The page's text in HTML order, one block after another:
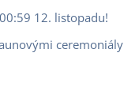
12. listopadu!
ceremoniály